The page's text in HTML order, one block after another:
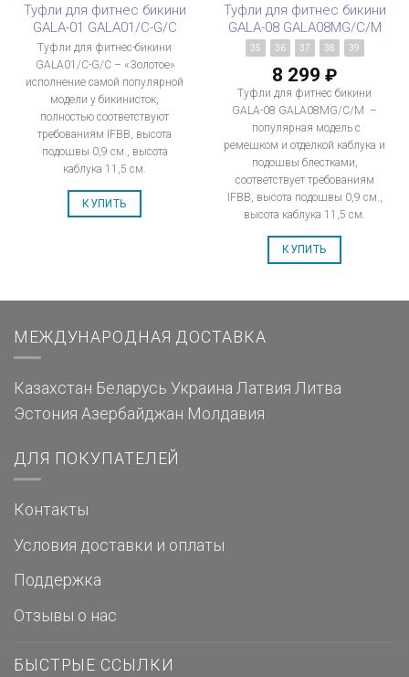
Туфли для фитнес бикини
GALA-01 GALA01/C-G/C
Туфли для фитнес-бикини
GALA01/C-G/C – «Золотое»
исполнение самой популярной
модели у бикинисток,
полностью соответствуют
требованиям IFBB, высота
подошвы 0,9 см., высота
каблука 11,5 см.
КУПИТЬ
Туфли для фитнес бикини
GALA-08 GALA08MG/C/M
35 36 37 38 39
8 299 ₽
Туфли для фитнес бикини
GALA-08 GALA08MG/C/M –
популярная модель с
ремешком и отделкой каблука и
подошвы блестками,
соответствует требованиям
IFBB, высота подошвы 0,9 см.,
высота каблука 11,5 см.
КУПИТЬ
МЕЖДУНАРОДНАЯ ДОСТАВКА
Казахстан Беларусь Украина Латвия Литва
Эстония Азербайджан Молдавия
ДЛЯ ПОКУПАТЕЛЕЙ
Контакты
Условия доставки и оплаты
Поддержка
Отзывы о нас
БЫСТРЫЕ ССЫЛКИ